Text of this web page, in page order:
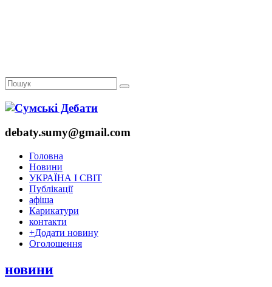
debaty.sumy@gmail.com
Головна
Новини
УКРАЇНА І СВІТ
Публікації
афіша
Карикатури
контакти
+Додати новину
Оголошення
новини